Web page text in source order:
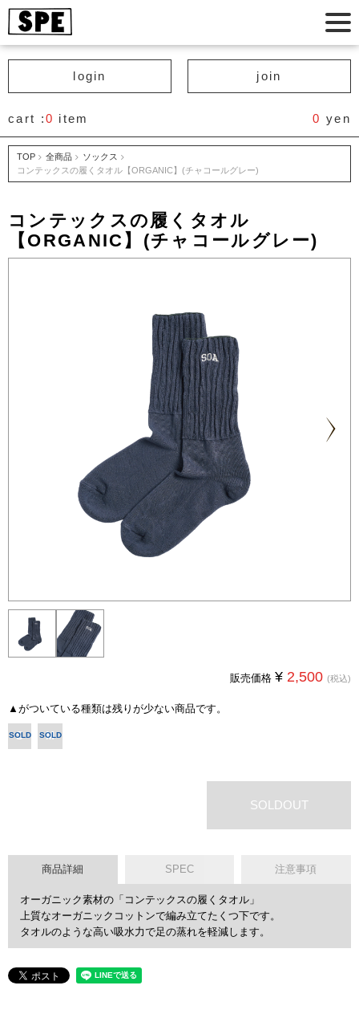
login join
cart :0 item 0 yen
TOP 全商品
ソックス
コンテックスの履くタオル【ORGANIC】(チャコールグレー)
コンテックスの履くタオル
【ORGANIC】(チャコールグレー)
販売価格 ¥ 2,500 (税込)
▲ がついている種類は残りが少ない商品です。
S
SOLD M
SOLD
SOLDOUT
商品詳細 SPEC 注意事項
オーガニック素材の「コンテックスの履くタオル」
上質なオーガニックコットンで編み立てたくつ下です。
タオルのような高い吸水力で足の蒸れを軽減します。